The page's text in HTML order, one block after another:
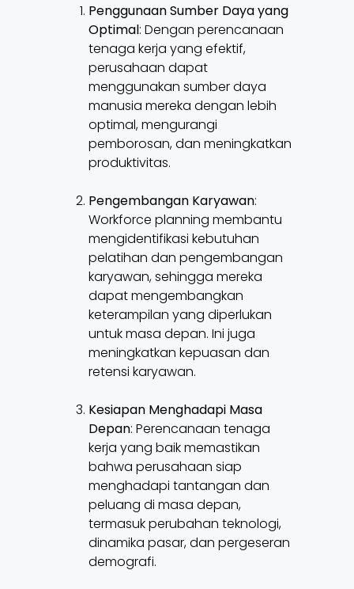
Penggunaan Sumber Daya yang
Optimal: Dengan perencanaan
tenaga kerja yang efektif,
perusahaan dapat
menggunakan sumber daya
manusia mereka dengan lebih
optimal, mengurangi
pemborosan, dan meningkatkan
produktivitas.
Pengembangan Karyawan:
Workforce planning membantu
mengidentifikasi kebutuhan
pelatihan dan pengembangan
karyawan, sehingga mereka
dapat mengembangkan
keterampilan yang diperlukan
untuk masa depan. Ini juga
meningkatkan kepuasan dan
retensi karyawan.
Kesiapan Menghadapi Masa
Depan: Perencanaan tenaga
kerja yang baik memastikan
bahwa perusahaan siap
menghadapi tantangan dan
peluang di masa depan,
termasuk perubahan teknologi,
dinamika pasar, dan pergeseran
demografi.